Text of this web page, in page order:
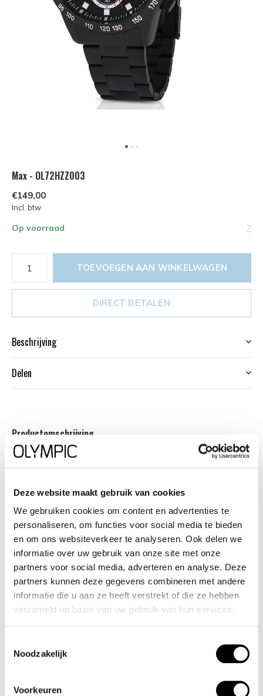
Deze website maakt gebruik van cookies
We gebruiken cookies om content en advertenties te
personaliseren, om functies voor social media te bieden
en om ons websiteverkeer te analyseren. Ook delen we
informatie over uw gebruik van onze site met onze
partners voor social media, adverteren en analyse. Deze
partners kunnen deze gegevens combineren met andere
informatie die u aan ze heeft verstrekt of die ze hebben
verzameld op basis van uw gebruik van hun services.
Noodzakelijk
Voorkeuren
Max - OL72HZZ003
€149,00
Incl. btw
Op voorraad 7
TOEVOEGEN AAN WINKELWAGEN
DIRECT BETALEN
Beschrijving
Delen
Productomschrijving
Dit unieke Olympic horloge met artikelnummer:
OL72HZZ003 is een herenhorloge met chronograaf en
heeft een sportieve uitstraling. De zwarte stalen kast
zwarte wijzerplaat met een datum en chronograaf. De
uursaanduiding is opvallend door de lumibrite strepen en
wijzers. De rode accenten geven het horloge een sportief
uiterlijk. Aan de stalen kast zit een zwarte stalen
schakelband met een vouwsluiting. Het horloge heeft een
mineraalglas, een doorsnee van 44mm en is 10ATM.
Dit horloge is bestand tegen water bij het zwemmen en
douchen. Dit horloge is niet bestand tegen (grote)